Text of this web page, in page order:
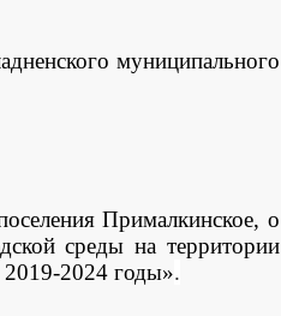
муниципального
Прималкинское, о
среды на территории
2019-2024 годы».